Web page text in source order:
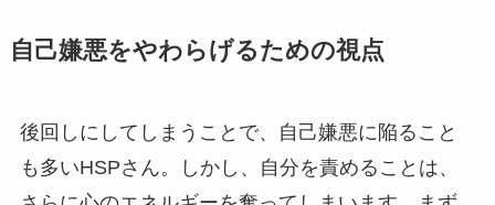
自己嫌悪をやわらげるための視点
後回しにしてしまうことで、自己嫌悪に陥ること
も多いHSPさん。しかし、自分を責めることは、